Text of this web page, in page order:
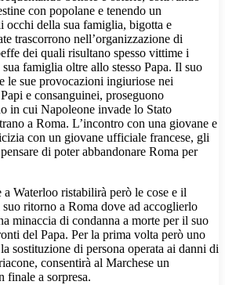
con popolane e tenendo un
occhi della sua famiglia, bigotta e
trascorrono nell’organizzazione di
dei quali risultano spesso vittime i
famiglia oltre allo stesso Papa. Il suo
le sue provocazioni ingiuriose nei
e consanguinei, proseguono
in cui Napoleone invade lo Stato
a Roma. L’incontro con una giovane e
con un giovane ufficiale francese, gli
di poter abbandonare Roma per
Waterloo ristabilirà però le cose e il
ritorno a Roma dove ad accoglierlo
minaccia di condanna a morte per il suo
del Papa. Per la prima volta però uno
sostituzione di persona operata ai danni di
consentirà al Marchese un
finale a sorpresa.